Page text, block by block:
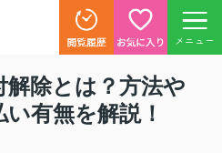
メニュー
解除とは？方法や
有無を解説！